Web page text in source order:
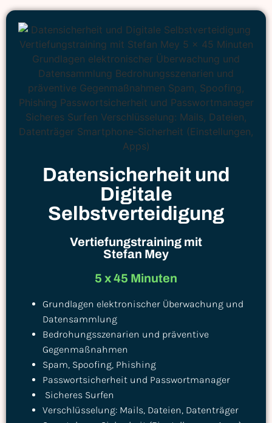
Datensicherheit und
Digitale
Selbstverteidigung
Vertiefungstraining mit
Stefan Mey
5 x 45 Minuten
Grundlagen elektronischer Überwachung und
Datensammlung
Bedrohungsszenarien und präventive
Gegenmaßnahmen
Spam, Spoofing, Phishing
Passwortsicherheit und Passwortmanager
Sicheres Surfen
Verschlüsselung: Mails, Dateien, Datenträger